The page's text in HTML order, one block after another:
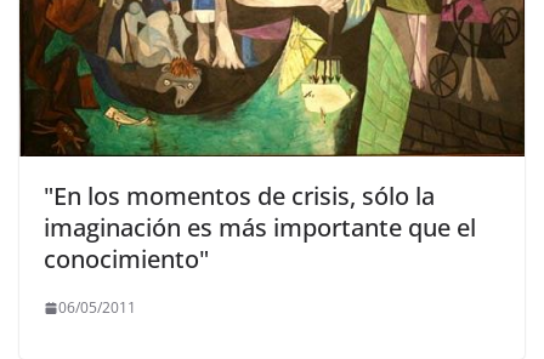
"En los momentos de crisis, sólo la
imaginación es más importante que el
conocimiento"
06/05/2011